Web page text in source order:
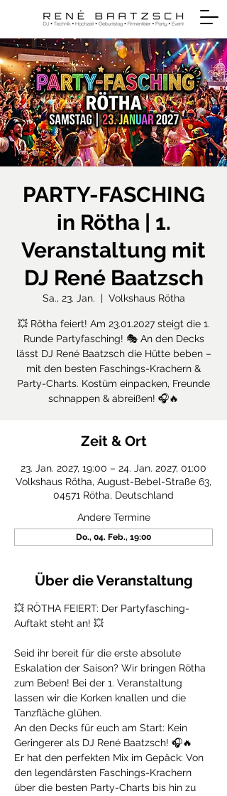
PARTY-FASCHING
in Rötha | 1.
Veranstaltung mit
DJ René Baatzsch
Sa., 23. Jan.
  |
Volkshaus Rötha
💥 Rötha feiert! Am 23.01.2027 steigt die 1.
Runde Partyfasching! 🎭 An den Decks
lässt DJ René Baatzsch die Hütte beben –
mit den besten Faschings-Krachern &
Party-Charts. Kostüm einpacken, Freunde
schnappen & abreißen! 🎧🔥
Zeit & Ort
23. Jan. 2027, 19:00 – 24. Jan. 2027, 01:00
Volkshaus Rötha, August-Bebel-Straße 63,
04571 Rötha, Deutschland
Andere Termine
Do., 04. Feb., 19:00
Über die Veranstaltung
​💥 RÖTHA FEIERT: Der Partyfasching-
Auftakt steht an! 💥
​Seid ihr bereit für die erste absolute
Eskalation der Saison? Wir bringen Rötha
zum Beben! Bei der 1. Veranstaltung
lassen wir die Korken knallen und die
Tanzfläche glühen.
​An den Decks für euch am Start: Kein
Geringerer als DJ René Baatzsch! 🎧🔥
Er hat den perfekten Mix im Gepäck: Von
den legendärsten Faschings-Krachern
über die besten Party-Charts bis hin zu